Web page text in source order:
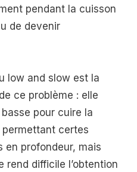
pendant la cuisson
de devenir
low and slow est la
ce problème : elle
pour cuire la
certes
en profondeur, mais
difficile l’obtention